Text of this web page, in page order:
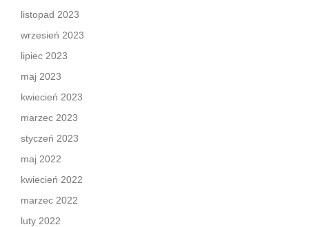
listopad 2023
wrzesień 2023
lipiec 2023
maj 2023
kwiecień 2023
marzec 2023
styczeń 2023
maj 2022
kwiecień 2022
marzec 2022
luty 2022